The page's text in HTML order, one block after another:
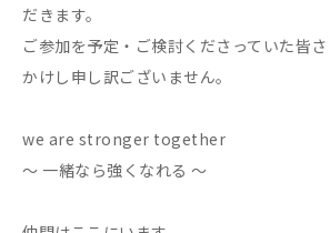
だきます。
ご参加を予定・ご検討くださっていた皆
かけし申し訳ございません。
we are stronger together
～ 一緒なら強くなれる ～